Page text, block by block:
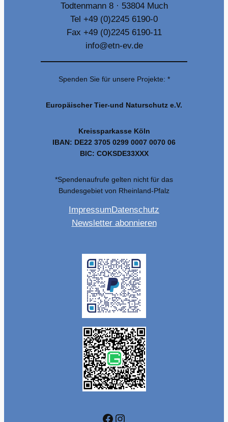
Todtenmann 8 · 53804 Much
Tel +49 (0)2245 6190-0
Fax +49 (0)2245 6190-11
info@etn-ev.de
Spenden Sie für unsere Projekte: *
Europäischer Tier-und Naturschutz e.V.
Kreissparkasse Köln
IBAN: DE22 3705 0299 0007 0070 06
BIC: COKSDE33XXX
*Spendenaufrufe gelten nicht für das
Bundesgebiet von Rheinland-Pfalz
Impressum Datenschutz
Newsletter abonnieren
Facebook Instagram